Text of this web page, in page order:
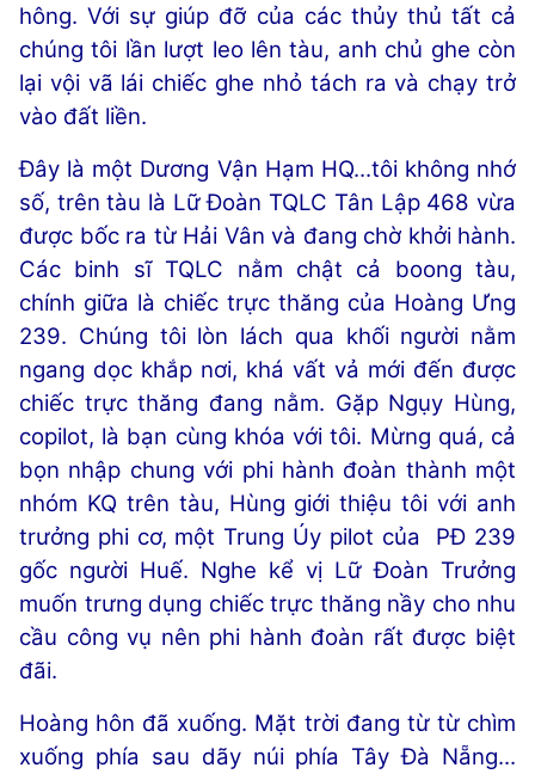
hông. Với sự giúp đỡ của các thủy thủ tất cả
chúng tôi lần lượt leo lên tàu, anh chủ ghe còn
lại vội vã lái chiếc ghe nhỏ tách ra và chạy trở
vào đất liền.
Đây là một Dương Vận Hạm HQ...tôi không nhớ
số, trên tàu là Lữ Đoàn TQLC Tân Lập 468 vừa
được bốc ra từ Hải Vân và đang chờ khởi hành.
Các binh sĩ TQLC nằm chật cả boong tàu,
chính giữa là chiếc trực thăng của Hoàng Ưng
239. Chúng tôi lòn lách qua khối người nằm
ngang dọc khắp nơi, khá vất vả mới đến được
chiếc trực thăng đang nằm. Gặp Ngụy Hùng,
copilot, là bạn cùng khóa với tôi. Mừng quá, cả
bọn nhập chung với phi hành đoàn thành một
nhóm KQ trên tàu, Hùng giới thiệu tôi với anh
trưởng phi cơ, một Trung Úy pilot của PĐ 239
gốc người Huế. Nghe kể vị Lữ Đoàn Trưởng
muốn trưng dụng chiếc trực thăng nầy cho nhu
cầu công vụ nên phi hành đoàn rất được biệt
đãi.
Hoàng hôn đã xuống. Mặt trời đang từ từ chìm
xuống phía sau dãy núi phía Tây Đà Nẵng...